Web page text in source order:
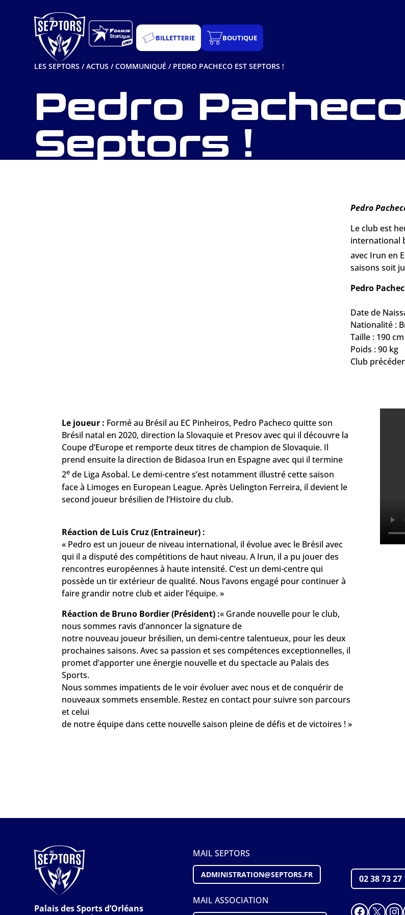
BILLETTERIE BOUTIQUE
LES SEPTORS /ACTUS /COMMUNIQUÉ / PEDRO PACHECO EST SEPTORS !
Pedro
Septors !
Pedro
Le club est
international
avec Irun en
saisons soit
Pedro
Date de
Nationalité :
Taille : 190 cm
Poids : 90 kg
Club
Le joueur : Formé au Brésil au EC Pinheiros, Pedro Pacheco quitte son
Brésil natal en 2020, direction la Slovaquie et Presov avec qui il découvre la
Coupe d’Europe et remporte deux titres de champion de Slovaquie. Il
prend ensuite la direction de Bidasoa Irun en Espagne avec qui il termine
2e de Liga Asobal. Le demi-centre s’est notamment illustré cette saison
face à Limoges en European League. Après Uelington Ferreira, il devient le
second joueur brésilien de l’Histoire du club.
Réaction de Luis Cruz (Entraineur) :
« Pedro est un joueur de niveau international, il évolue avec le Brésil avec
qui il a disputé des compétitions de haut niveau. A Irun, il a pu jouer des
rencontres européennes à haute intensité. C’est un demi-centre qui
possède un tir extérieur de qualité. Nous l’avons engagé pour continuer à
faire grandir notre club et aider l’équipe. »
Réaction de Bruno Bordier (Président) :« Grande nouvelle pour le club,
nous sommes ravis d’annoncer la signature de
notre nouveau joueur brésilien, un demi-centre talentueux, pour les deux
prochaines saisons. Avec sa passion et ses compétences exceptionnelles, il
promet d’apporter une énergie nouvelle et du spectacle au Palais des
Sports.
Nous sommes impatients de le voir évoluer avec nous et de conquérir de
nouveaux sommets ensemble. Restez en contact pour suivre son parcours
et celui
de notre équipe dans cette nouvelle saison pleine de défis et de victoires ! »
Palais des Sports d’Orléans
MAIL SEPTORS
ADMINISTRATION@SEPTORS.FR
MAIL ASSOCIATION
02 38 73 27
X